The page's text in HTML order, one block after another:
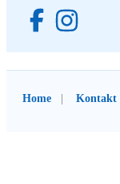
Home Kontakt